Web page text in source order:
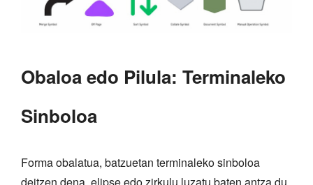
Obaloa edo Pilula: Terminaleko
Sinboloa
Forma obalatua, batzuetan terminaleko sinboloa
deitzen dena, elipse edo zirkulu luzatu baten antza du.